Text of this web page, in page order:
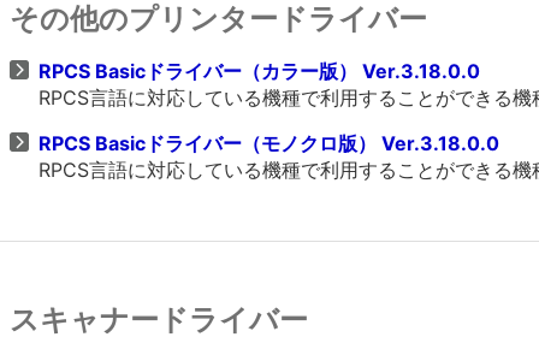
その他のプリンタードライバー
RPCS Basicドライバー（カラー版） Ver.3.18.0.0
RPCS言語に対応している機種で利用することができる
RPCS Basicドライバー（モノクロ版） Ver.3.18.0.0
RPCS言語に対応している機種で利用することができる
スキャナードライバー